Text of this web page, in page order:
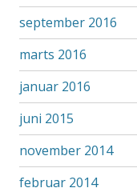
september 2016
marts 2016
januar 2016
juni 2015
november 2014
februar 2014